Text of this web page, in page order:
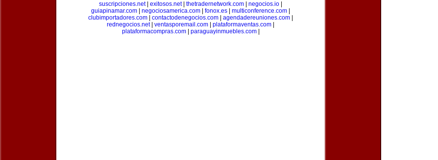
suscripciones.net| exitosos.net| thetradernetwork.com negocios.io
guiapinamar.com
negociosamerica.com fonox.es multiconference.com
clubimportadores.com
contactodenegocios.com agendadereuniones.com
rednegocios.net| ventasporemail.com plataformaventas.com
plataformacompras.com| paraguayinmuebles.com|